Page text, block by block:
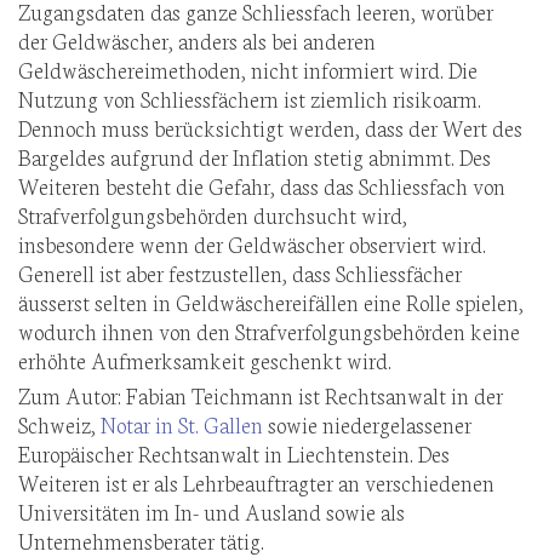
Zugangsdaten das ganze Schliessfach leeren, worüber
der Geldwäscher, anders als bei anderen
Geldwäschereimethoden, nicht informiert wird. Die
Nutzung von Schliessfächern ist ziemlich risikoarm.
Dennoch muss berücksichtigt werden, dass der Wert des
Bargeldes aufgrund der Inflation stetig abnimmt. Des
Weiteren besteht die Gefahr, dass das Schliessfach von
Strafverfolgungsbehörden durchsucht wird,
insbesondere wenn der Geldwäscher observiert wird.
Generell ist aber festzustellen, dass Schliessfächer
äusserst selten in Geldwäschereifällen eine Rolle spielen,
wodurch ihnen von den Strafverfolgungsbehörden keine
erhöhte Aufmerksamkeit geschenkt wird.
Zum Autor: Fabian Teichmann ist Rechtsanwalt in der
Schweiz,Notar in St. Gallen sowie niedergelassener
Europäischer Rechtsanwalt in Liechtenstein. Des
Weiteren ist er als Lehrbeauftragter an verschiedenen
Universitäten im In- und Ausland sowie als
Unternehmensberater tätig.